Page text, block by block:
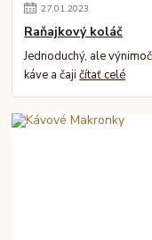
27.01.2023
Raňajkový koláč
Jednoduchý, ale
káve a čajičítať celé